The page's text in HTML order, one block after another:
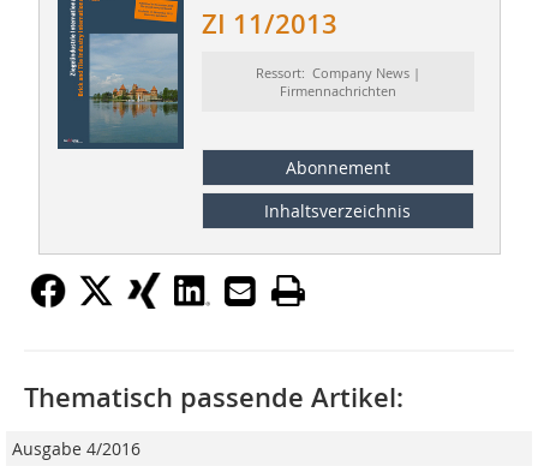
ZI 11/2013
Ressort: Company News |
Firmennachrichten
Abonnement
Inhaltsverzeichnis
Thematisch passende Artikel:
Ausgabe 4/2016